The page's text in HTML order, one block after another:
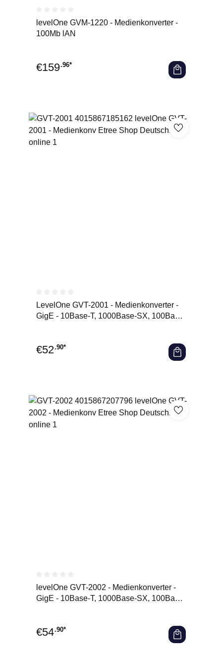
Durchschnittliche Bewertung von 0 von 5 Sternen
levelOne GVM-1220 - Medienkonverter -
100Mb lAN
€159.96*
Durchschnittliche Bewertung von 0 von 5 Sternen
LevelOne GVT-2001 - Medienkonverter -
GigE - 10Base-T, 1000Base-SX, 100Base-
€52.90*
Durchschnittliche Bewertung von 0 von 5 Sternen
levelOne GVT-2002 - Medienkonverter -
GigE - 10Base-T, 1000Base-SX, 100Base-
€54.90*